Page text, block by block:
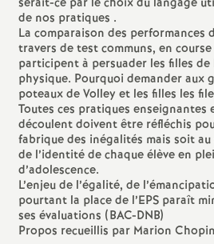
de nos pratiques .
La comparaison des performances
travers de test communs, en
participent à persuader les filles
physique. Pourquoi demander aux
poteaux de Volley et les filles les
Toutes ces pratiques enseignantes
découlent doivent être réfléchis
fabrique des inégalités mais soit
de l’identité de chaque élève en
d’adolescence.
L’enjeu de l’égalité, de
pourtant la place de l’EPS paraît
ses évaluations (BAC-DNB)
Propos recueillis par Marion